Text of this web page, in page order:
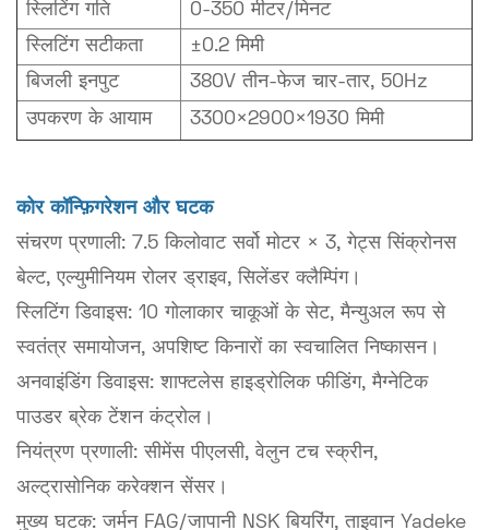
स्लिटिंग गति
0-350 मीटर/मिनट
स्लिटिंग सटीकता
±0.2 मिमी
बिजली इनपुट
380V तीन-फेज चार-तार, 50Hz
उपकरण के आयाम
3300×2900×1930 मिमी
कोर कॉन्फ़िगरेशन और घटक
संचरण प्रणाली: 7.5 किलोवाट सर्वो मोटर × 3, गेट्स सिंक्रोनस
बेल्ट, एल्युमीनियम रोलर ड्राइव, सिलेंडर क्लैम्पिंग।
स्लिटिंग डिवाइस: 10 गोलाकार चाकूओं के सेट, मैन्युअल रूप से
स्वतंत्र समायोजन, अपशिष्ट किनारों का स्वचालित निष्कासन।
अनवाइंडिंग डिवाइस: शाफ्टलेस हाइड्रोलिक फीडिंग, मैग्नेटिक
पाउडर ब्रेक टेंशन कंट्रोल।
नियंत्रण प्रणाली: सीमेंस पीएलसी, वेलुन टच स्क्रीन,
अल्ट्रासोनिक करेक्शन सेंसर।
मुख्य घटक: जर्मन FAG/जापानी NSK बियरिंग, ताइवान Yadeke